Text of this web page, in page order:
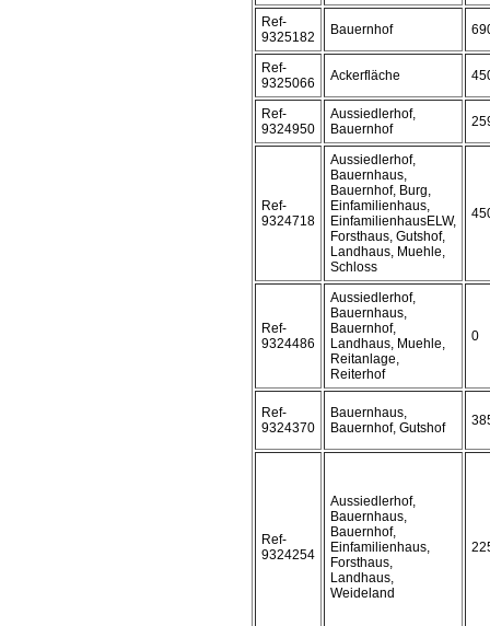
Ref-
9325182
Bauernhof
Ref-
9325066
Ackerfläche
Ref-
9324950
Aussiedlerhof,
Bauernhof
Ref-
9324718
Aussiedlerhof,
Bauernhaus,
Bauernhof, Burg,
Einfamilienhaus,
EinfamilienhausELW,
Forsthaus, Gutshof,
Landhaus, Muehle,
Schloss
Ref-
9324486
Aussiedlerhof,
Bauernhaus,
Bauernhof,
Landhaus, Muehle,
Reitanlage,
Reiterhof
0
Ref-
9324370
Bauernhaus,
Bauernhof, Gutshof
Ref-
9324254
Aussiedlerhof,
Bauernhaus,
Bauernhof,
Einfamilienhaus,
Forsthaus,
Landhaus,
Weideland